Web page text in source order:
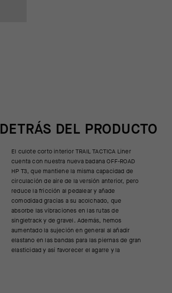
DETRÁS DEL PRODUCTO
El culote corto interior TRAIL TACTICA Liner
cuenta con nuestra nueva badana OFF-ROAD
HP T3, que mantiene la misma capacidad de
circulación de aire de la versión anterior, pero
reduce la fricción al pedalear y añade
comodidad gracias a su acolchado, que
absorbe las vibraciones en las rutas de
singletrack y de gravel. Además, hemos
aumentado la sujeción en general al añadir
elastano en las bandas para las piernas de gran
elasticidad y así favorecer el agarre y la
comodidad en la piel. En cuanto a la zona de la
cintura, ahora cuenta con tecnología
zeroPressure Waist, que ofrece un mejor ajuste
anatómico y fija la badana en su posición para
ofrecer una estabilidad completa. Por último,
las nuevas almohadillas para las caderas
ImpactorTec T3, con un revestimiento interior
ultrasuave, ofrecen una zona de protección
más extensa y cuentan con ventilación
kraterCooler para evitar el exceso de